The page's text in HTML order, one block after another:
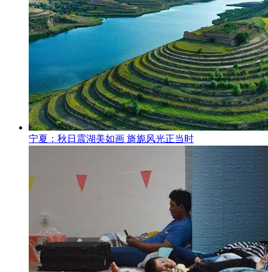
宁夏：秋日震湖美如画 旖旎风光正当时